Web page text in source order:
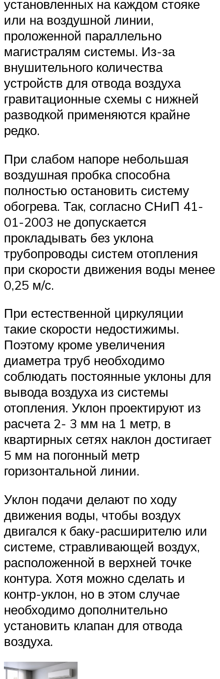
установленных на каждом стояке
или на воздушной линии,
проложенной параллельно
магистралям системы. Из-за
внушительного количества
устройств для отвода воздуха
гравитационные схемы с нижней
разводкой применяются крайне
редко.
При слабом напоре небольшая
воздушная пробка способна
полностью остановить систему
обогрева. Так, согласно СНиП 41-
01-2003 не допускается
прокладывать без уклона
трубопроводы систем отопления
при скорости движения воды менее
0,25 м/с.
При естественной циркуляции
такие скорости недостижимы.
Поэтому кроме увеличения
диаметра труб необходимо
соблюдать постоянные уклоны для
вывода воздуха из системы
отопления. Уклон проектируют из
расчета 2- 3 мм на 1 метр, в
квартирных сетях наклон достигает
5 мм на погонный метр
горизонтальной линии.
Уклон подачи делают по ходу
движения воды, чтобы воздух
двигался к баку-расширителю или
системе, стравливающей воздух,
расположенной в верхней точке
контура. Хотя можно сделать и
контр-уклон, но в этом случае
необходимо дополнительно
установить клапан для отвода
воздуха.